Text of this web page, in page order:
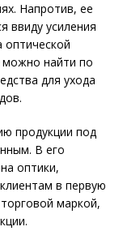
Напротив, ее
ввиду усиления
оптической
можно найти по
для ухода
продукции под
В его
оптики,
в первую
маркой,